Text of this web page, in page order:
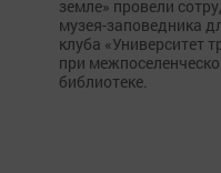
земле» провели
музея-заповедника
клуба «Университет
при
библиотеке.